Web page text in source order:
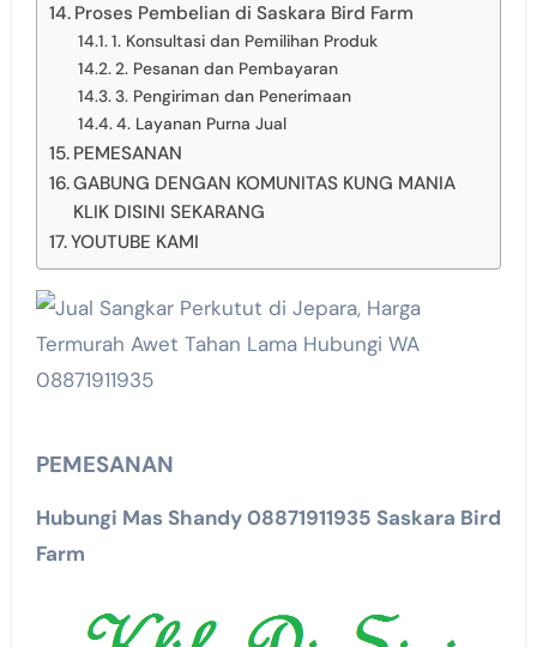
Proses Pembelian di Saskara Bird Farm
1. Konsultasi dan Pemilihan Produk
2. Pesanan dan Pembayaran
3. Pengiriman dan Penerimaan
4. Layanan Purna Jual
PEMESANAN
GABUNG DENGAN KOMUNITAS KUNG MANIA
KLIK DISINI SEKARANG
YOUTUBE KAMI
PEMESANAN
Hubungi Mas Shandy 08871911935 Saskara Bird
Farm